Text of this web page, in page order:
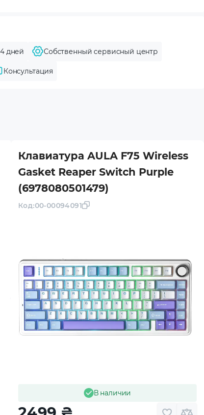
дней Собственный сервисный центр
Консультация
Клавиатура AULA F75 Wireless
Gasket Reaper Switch Purple
(6978080501479)
Код:00-00094091
В наличии